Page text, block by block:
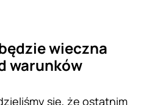
wieczna
warunków
się, że ostatnim